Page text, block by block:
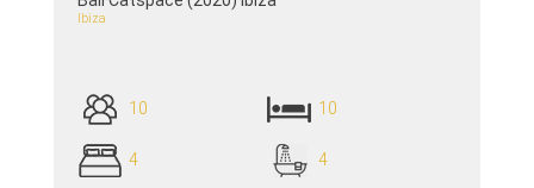
Ibiza
10 10
4 4